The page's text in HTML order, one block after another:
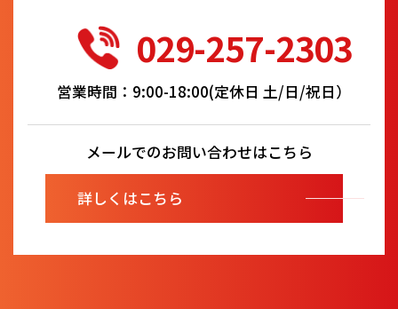
029-257-2303
営業時間：9:00-18:00(定休日 土/日/祝日）
メールでのお問い合わせはこちら
詳しくはこちら